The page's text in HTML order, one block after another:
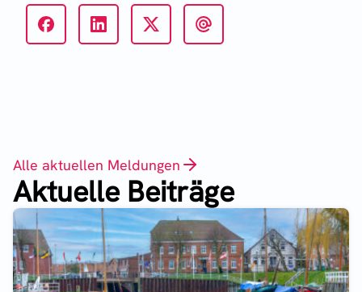
Alle aktuellen Meldungen
Aktuelle Beiträge